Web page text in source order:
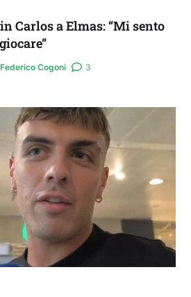
Carlos a Elmas: “Mi sento
Federico Cogoni 3